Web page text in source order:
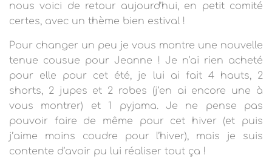
O
nous voici de retour aujourd’hui, en petit comité
certes, avec un thème bien estival !
Pour changer un peu je vous montre une nouvelle
tenue cousue pour Jeanne ! Je n’ai rien acheté
pour elle pour cet été, je lui ai fait 4 hauts, 2
shorts, 2 jupes et 2 robes (j’en ai encore une à
vous montrer) et 1 pyjama. Je ne pense pas
pouvoir faire de même pour cet hiver (et puis
j’aime moins coudre pour l’hiver), mais je suis
contente d’avoir pu lui réaliser tout ça !